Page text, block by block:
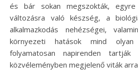
és bár sokan megszokták,
változásra való készség, a
alkalmazkodás nehézségei,
környezeti hatások mind
folyamatosan napirenden
közvéleményben megjelenő viták